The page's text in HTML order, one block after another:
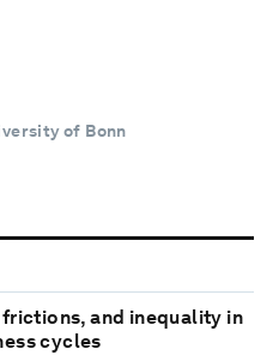
of Bonn
frictions, and inequality in
cycles